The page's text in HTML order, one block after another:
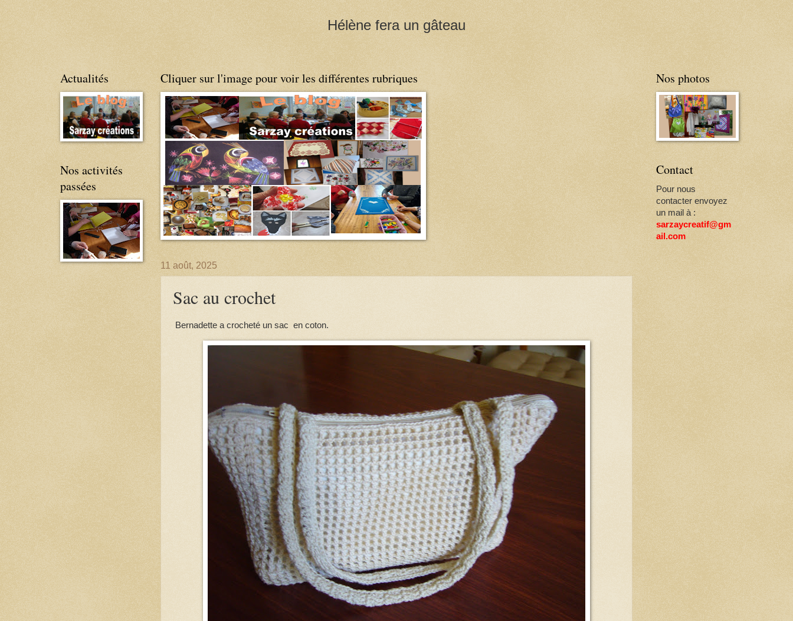
Hélène fera un gâteau
Cliquer sur l'image pour voir les différentes rubriques
11 août, 2025
Sac au crochet
Bernadette a crocheté un sac en coton.
Actualités
Nos activités
passées
Nos photos
Contact
Pour nous
contacter envoyez
un mail à :
sarzaycreatif@gm
ail.com